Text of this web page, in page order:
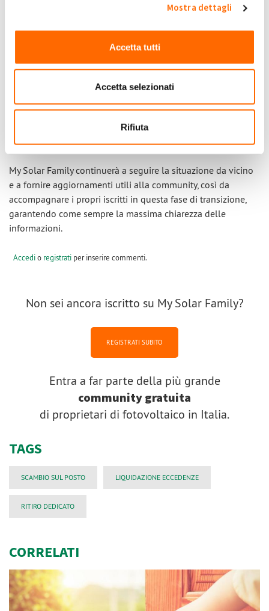
Mostra dettagli
Accetta tutti
Accetta selezionati
Rifiuta
Scambio sul Posto dal 2009, è consigliabile
d’occhio tutte le comunicazioni che arriveranno da
. Ricevuta la comunicazione, si saprà
transizione e sarà poi possibile capire i passi successivi
relativi all’attivazione della convenzione RID e all'eventuale
liquidazione delle eccedenze con il conguaglio.
My Solar Family continuerà a seguire la situazione da vicino
e a fornire aggiornamenti utili alla community, così da
accompagnare i propri iscritti in questa fase di transizione,
garantendo come sempre la massima chiarezza delle
informazioni.
Accedio registratiper inserire commenti.
Non sei ancora iscritto su My Solar Family?
REGISTRATI SUBITO
Entra a far parte della più grande
community gratuita
di proprietari di fotovoltaico in Italia.
TAGS
SCAMBIO SUL POSTO LIQUIDAZIONE ECCEDENZE
RITIRO DEDICATO
CORRELATI